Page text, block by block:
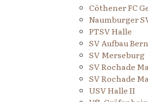
Cöthener FC
Naumburger
PTSV Halle
SV Aufbau
SV Merseburg
SV Rochade
SV Rochade
USV Halle II